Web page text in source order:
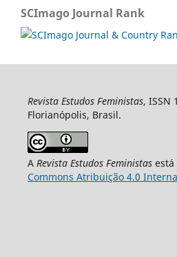
SCImago Journal Rank
Revista Estudos Feministas, ISSN
Florianópolis, Brasil.
A Revista Estudos Feministasestá
Commons Atribuição 4.0